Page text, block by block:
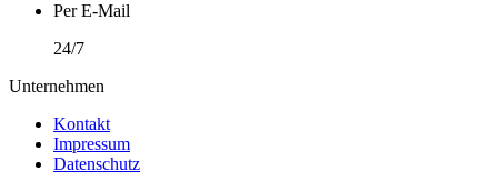
Per E-Mail
24/7
Unternehmen
Kontakt
Impressum
Datenschutz